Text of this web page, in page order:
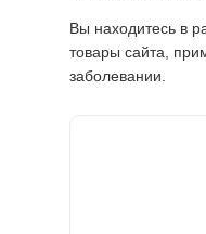
Вы находитесь в
товары сайта,
заболевании.